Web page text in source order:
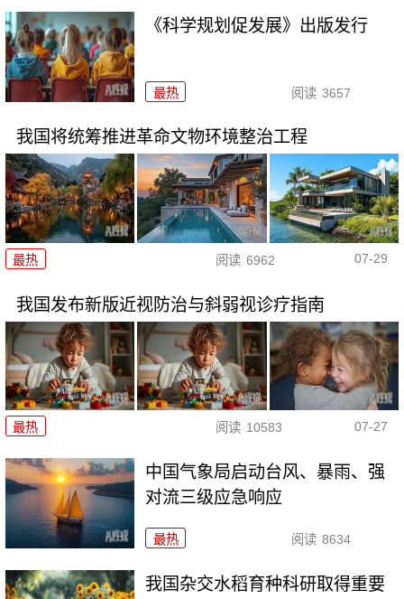
《科学规划促发展》出版发行
最热 阅读 3657
我国将统筹推进革命文物环境整治工程
最热 阅读 6962 07-29
我国发布新版近视防治与斜弱视诊疗指南
最热 阅读 10583 07-27
中国气象局启动台风、暴雨、强
对流三级应急响应
最热 阅读 8634
我国杂交水稻育种科研取得重要